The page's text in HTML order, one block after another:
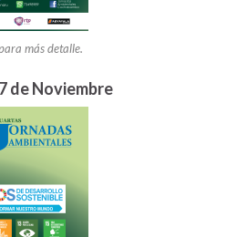
más detalle.
de Noviembre